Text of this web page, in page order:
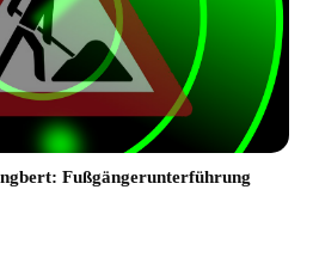
Fußgängerunterführung